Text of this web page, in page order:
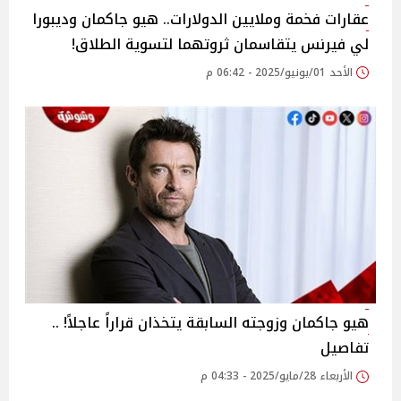
عقارات فخمة وملايين الدولارات.. هيو جاكمان وديبورا
لي فيرنس يتقاسمان ثروتهما لتسوية الطلاق!
الأحد 01/يونيو/2025 - 06:42 م
هيو جاكمان وزوجته السابقة يتخذان قراراً عاجلاً! ..
تفاصيل
الأربعاء 28/مايو/2025 - 04:33 م